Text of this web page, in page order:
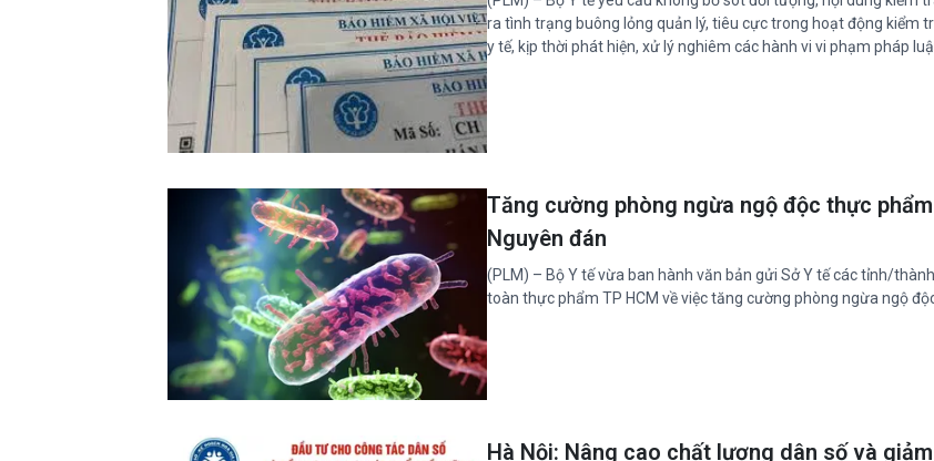
ra tình trạng buông lỏng quản lý, tiêu cực trong hoạt động kiểm
y tế, kịp thời phát hiện, xử lý nghiêm các hành vi vi phạm pháp
Tăng cường phòng ngừa ngộ độc thực
Nguyên đán
(PLM) – Bộ Y tế vừa ban hành văn bản gửi Sở Y tế các tỉnh/
toàn thực phẩm TP HCM về việc tăng cường phòng ngừa ngộ
Hà Nội: Nâng cao chất lượng dân số và